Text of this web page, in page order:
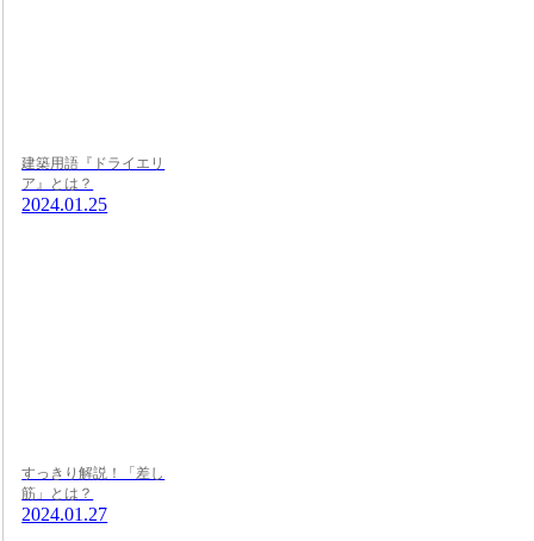
建築用語『ドライエリ
ア』とは？
2024.01.25
すっきり解説！「差し
筋」とは？
2024.01.27